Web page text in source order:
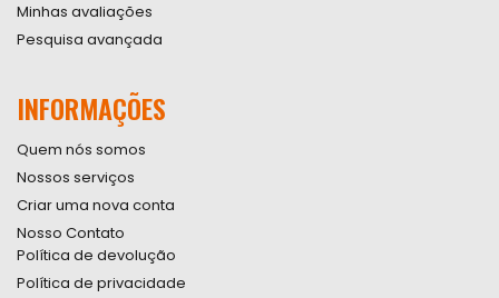
Minhas avaliações
Pesquisa avançada
INFORMAÇÕES
Quem nós somos
Nossos serviços
Criar uma nova conta
Nosso Contato
Política de devolução
Política de privacidade